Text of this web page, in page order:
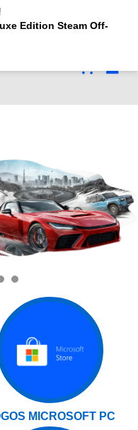
MICROSOFT PC
Edition Steam Off-